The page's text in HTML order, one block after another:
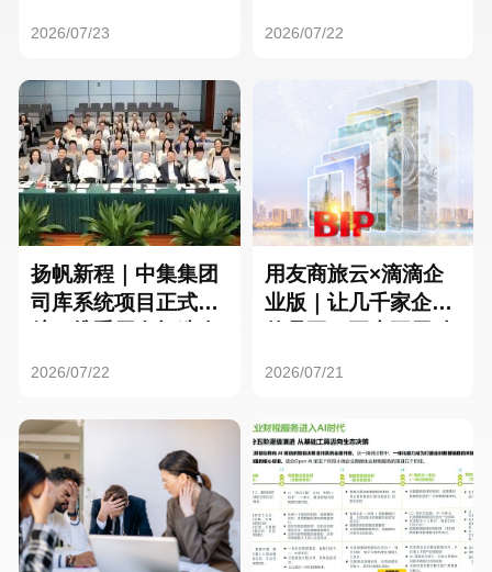
2026/07/23 2026/07/22
扬帆新程｜中集集团
司库系统项目正式启
2026/07/22
用友商旅云×滴滴企
业版｜让几千家企业
2026/07/21